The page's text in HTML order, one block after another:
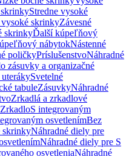
Stredne vysoké
skrinkyZávesné
skrinkyĎalší kúpeľňový
nábytokNástenné
poličkyPríslušenstvoNáhradné
zásuvky a organizačné
Svetelné
tabuleZásuvkyNáhradné
Zrkadlá a zrkadlové
S integrovaným
osvetlenímBez
skrinkyNáhradné diely pre
Náhradné diely pre S
osvetleniaNáhradné